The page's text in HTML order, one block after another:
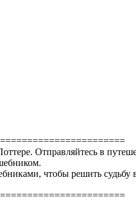
Отправляйтесь в
чтобы решить